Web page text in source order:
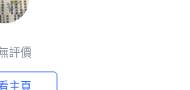
評價
主頁